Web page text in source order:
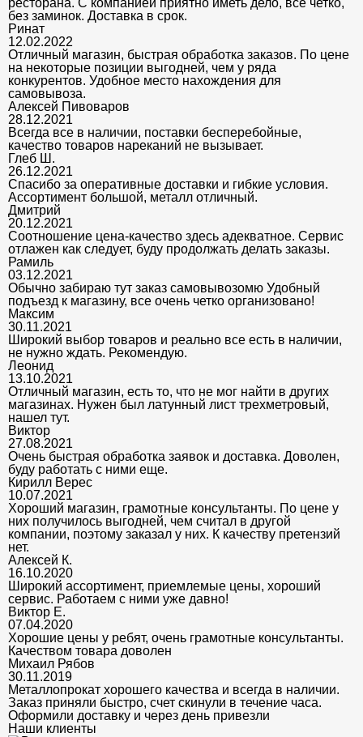
ресторана. С компанией приятно иметь дело, все четко,
без заминок. Доставка в срок.
Ринат
12.02.2022
Отличный магазин, быстрая обработка заказов. По цене
на некоторые позиции выгодней, чем у ряда
конкурентов. Удобное место нахождения для
самовывоза.
Алексей Пивоваров
28.12.2021
Всегда все в наличии, поставки бесперебойные,
качество товаров нареканий не вызывает.
Глеб Ш.
26.12.2021
Спасибо за оперативные доставки и гибкие условия.
Ассортимент большой, металл отличный.
Дмитрий
20.12.2021
Соотношение цена-качество здесь адекватное. Сервис
отлажен как следует, буду продолжать делать заказы.
Рамиль
03.12.2021
Обычно забираю тут заказ самовывозомю Удобный
подъезд к магазину, все очень четко организовано!
Максим
30.11.2021
Широкий выбор товаров и реально все есть в наличии,
не нужно ждать. Рекомендую.
Леонид
13.10.2021
Отличный магазин, есть то, что не мог найти в других
магазинах. Нужен был латунный лист трехметровый,
нашел тут.
Виктор
27.08.2021
Очень быстрая обработка заявок и доставка. Доволен,
буду работать с ними еще.
Кирилл Верес
10.07.2021
Хороший магазин, грамотные консультанты. По цене у
них получилось выгодней, чем считал в другой
компании, поэтому заказал у них. К качеству претензий
нет.
Алексей К.
16.10.2020
Широкий ассортимент, приемлемые цены, хороший
сервис. Работаем с ними уже давно!
Виктор Е.
07.04.2020
Хорошие цены у ребят, очень грамотные консультанты.
Качеством товара доволен
Михаил Рябов
30.11.2019
Металлопрокат хорошего качества и всегда в наличии.
Заказ приняли быстро, счет скинули в течение часа.
Оформили доставку и через день привезли
Наши клиенты